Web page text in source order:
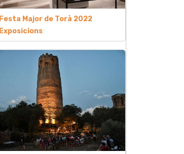
Festa Major de Torà 2022
Exposicions